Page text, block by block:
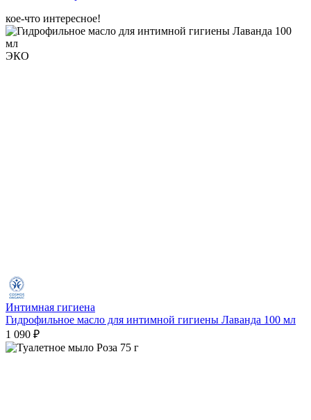
кое-что интересное!
ЭКО
Интимная гигиена
Гидрофильное масло для интимной гигиены Лаванда 100 мл
1 090 ₽